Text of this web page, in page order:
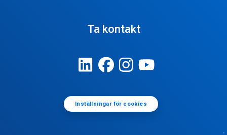
Ta kontakt
Inställningar för cookies